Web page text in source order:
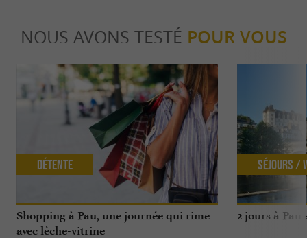
NOUS AVONS TESTÉ POUR VOUS
Shopping à Pau, une journée qui rime
avec lèche-vitrine
Détente
2 jours à
Séjours /